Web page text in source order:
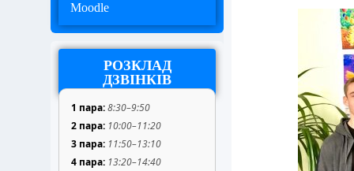
Moodle
РОЗКЛАД
ДЗВІНКІВ
1 пара:8:30–9:50
2 пара: 10:00–11:20
3 пара: 11:50–13:10
4 пара: 13:20–14:40